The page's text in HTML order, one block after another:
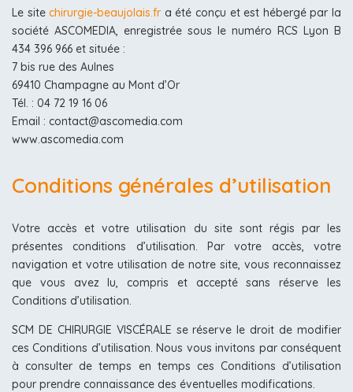
Le sitechirurgie-beaujolais.fra été conçu et est hébergé par la
société ASCOMEDIA, enregistrée sous le numéro RCS Lyon B
434 396 966 et située :
7 bis rue des Aulnes
69410 Champagne au Mont d’Or
Tél. : 04 72 19 16 06
Email : contact@ascomedia.com
www.ascomedia.com
Conditions générales d’utilisation
Votre accès et votre utilisation du site sont régis par les
présentes conditions d’utilisation. Par votre accès, votre
navigation et votre utilisation de notre site, vous reconnaissez
que vous avez lu, compris et accepté sans réserve les
Conditions d’utilisation.
SCM DE CHIRURGIE VISCÉRALE se réserve le droit de modifier
ces Conditions d’utilisation. Nous vous invitons par conséquent
à consulter de temps en temps ces Conditions d’utilisation
pour prendre connaissance des éventuelles modifications.